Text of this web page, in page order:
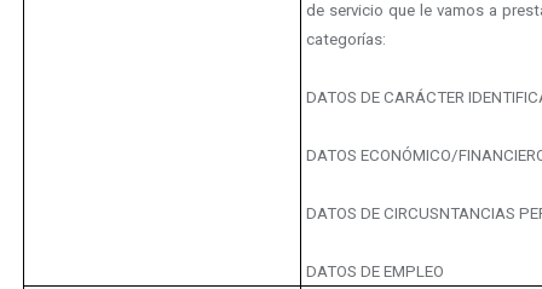
de servicio que le vamos a
categorías:
DATOS DE CARÁCTER
DATOS ECONÓMICO/
DATOS DE CIRCUSNTANCIAS
DATOS DE EMPLEO